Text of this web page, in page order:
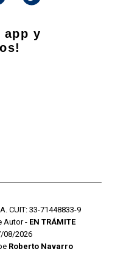
app y
CUIT: 33-71448833-9
Autor - EN TRÁMITE
08/2026
Roberto Navarro